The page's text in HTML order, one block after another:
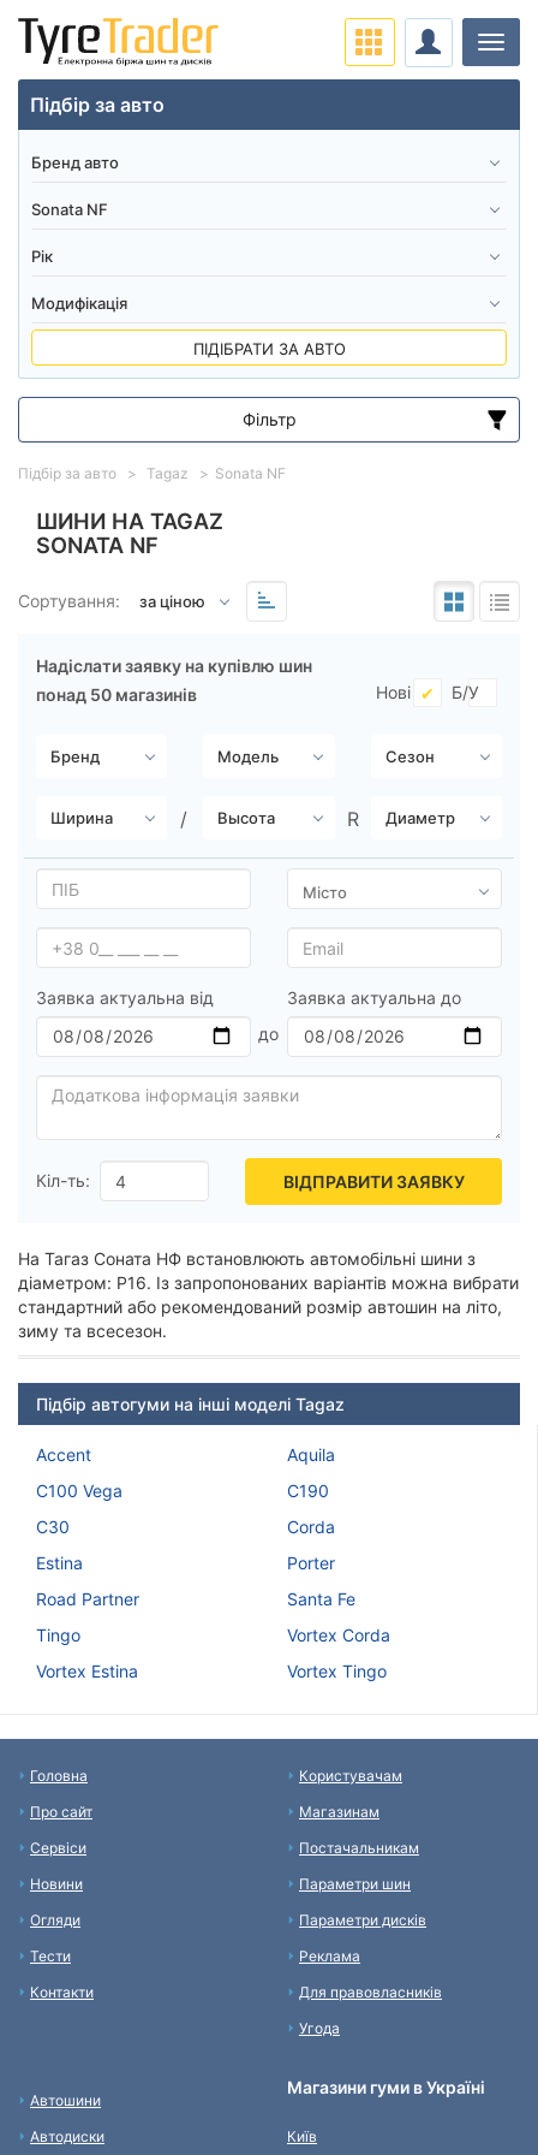
ШИНИ НА TAGAZ
SONATA NF
Сортування:
Надіслати заявку на купівлю шин
понад 50 магазинів
Нові Б/У
Заявка актуальна від Заявка актуальна до
Кіл-ть: ВІДПРАВИТИ ЗАЯВКУ
Підбір за авто Tagaz Sonata NF
Підбір за авто
ПІДІБРАТИ ЗА АВТО
Фільтр
Діапазон цін
від
Сезон
Michelin
Continental
Triangle
Hankook
Sailun
Goodyear
Bridgestone
Pirelli
Тип транспортного засобу
Рік виробництва
Країна виробництва
На Тагаз Соната НФ встановлюють автомобільні шини з
діаметром: Р16. Із запропонованих варіантів можна вибрати
стандартний або рекомендований розмір автошин на літо,
зиму та всесезон.
Підбір автогуми на інші моделі Tagaz
Accent
Aquila
C100 Vega
C190
C30
Corda
Estina
Porter
Road Partner
Santa Fe
Tingo
Vortex Corda
Vortex Estina
Vortex Tingo
Головна
Про сайт
Сервіси
Новини
Огляди
Тести
Контакти
Користувачам
Магазинам
Постачальникам
Параметри шин
Параметри дисків
Реклама
Для правовласників
Угода
Автошини
Автодиски
Магазини гуми в Україні
Київ